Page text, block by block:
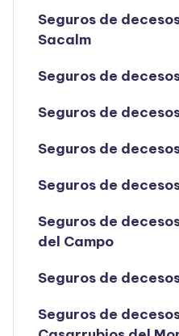
Seguros de
Sacalm
Seguros de
Seguros de
Seguros de
Seguros de
Seguros de
del Campo
Seguros de
Seguros de